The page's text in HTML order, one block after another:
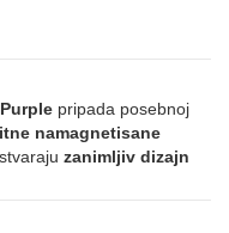
pripada posebnoj
namagnetisane
zanimljiv dizajn